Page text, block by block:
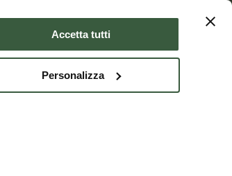
Accetta tutti
Personalizza